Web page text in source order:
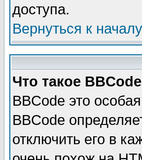
доступа.
Вернуться к началу
Что такое
BBCode это
BBCode
отключить его в